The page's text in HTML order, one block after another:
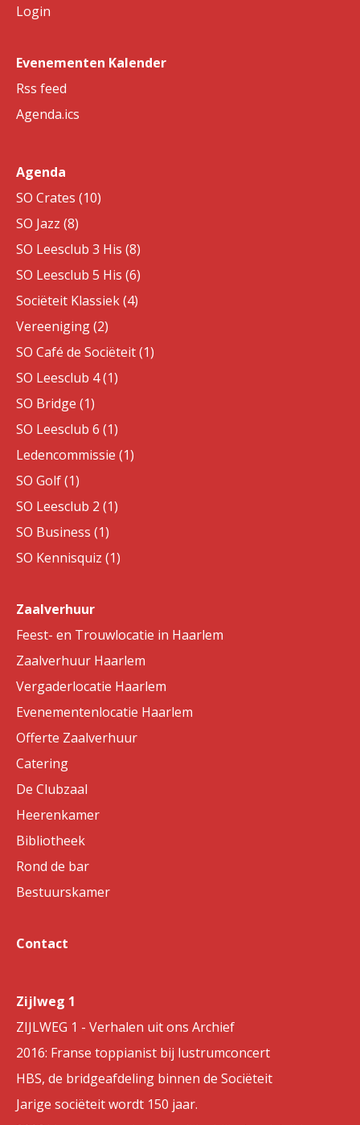
Login
Evenementen Kalender
Rss feed
Agenda.ics
Agenda
SO Crates (10)
SO Jazz (8)
SO Leesclub 3 His (8)
SO Leesclub 5 His (6)
Sociëteit Klassiek (4)
Vereeniging (2)
SO Café de Sociëteit (1)
SO Leesclub 4 (1)
SO Bridge (1)
SO Leesclub 6 (1)
Ledencommissie (1)
SO Golf (1)
SO Leesclub 2 (1)
SO Business (1)
SO Kennisquiz (1)
Zaalverhuur
Feest- en Trouwlocatie in Haarlem
Zaalverhuur Haarlem
Vergaderlocatie Haarlem
Evenementenlocatie Haarlem
Offerte Zaalverhuur
Catering
De Clubzaal
Heerenkamer
Bibliotheek
Rond de bar
Bestuurskamer
Contact
Zijlweg 1
ZIJLWEG 1 - Verhalen uit ons Archief
2016: Franse toppianist bij lustrumconcert
HBS, de bridgeafdeling binnen de Sociëteit
Jarige sociëteit wordt 150 jaar.